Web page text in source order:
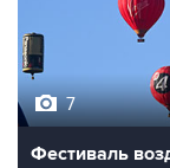
7
Фестиваль